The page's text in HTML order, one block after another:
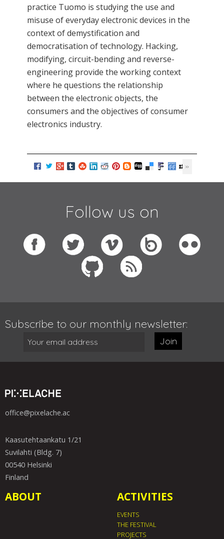
practice Tuomo is studying the use and
misuse of everyday electronic devices in the
context of demystification and
democratisation of technology. Hacking,
modifying, circuit-bending and reverse-
engineering provide the working context
where he questions the relationship
between the electronic objects, the
consumers and the objectives of consumer
electronics industry.
Follow us on
Subscribe to our monthly newsletter:
Join
office@pixelache.ac
Kaasutehtaankatu 1/21
Suvilahti (Bldg. 7)
00540 Helsinki
Finland
ABOUT ACTIVITIES
EVENTS
THE FESTIVAL
PROJECTS